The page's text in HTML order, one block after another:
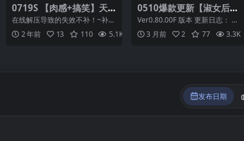
0719S 【肉感+搞笑】天
真无邪的葡萄成熟之时 In
nocent Grape STEAM官
中无修版
在线解压导致的失效不补！~补得
话有偿！【解压软件官网下载：h
ttps://hao...
2 年前 13 110 5.1K 2
0510爆款更新【淑女后
宫】山谷觉醒 Valley Aw
akening Ver0.80.00F
【中文汉化】
Ver0.80.00F 版本 更新日志： 新
增角色：戴安娜（一名居住在豪
宅中的成...
3 月前 2 77 3.3K
发布日期